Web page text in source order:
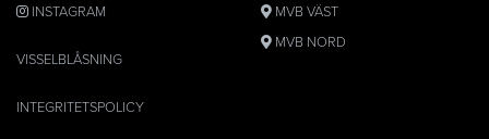
INSTAGRAM
VISSELBLÅSNING
INTEGRITETSPOLICY
MVB VÄST
MVB NORD